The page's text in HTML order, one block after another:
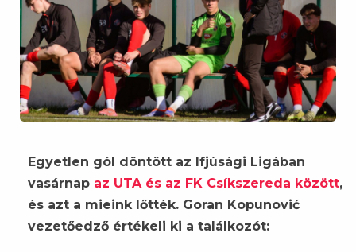
Egyetlen gól döntött az Ifjúsági Ligában
vasárnap az UTA és az FK Csíkszereda között,
és azt a mieink lőtték. Goran Kopunović
vezetőedző értékeli ki a találkozót: